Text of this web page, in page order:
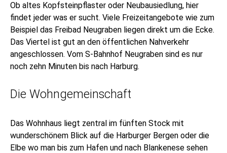
Ob altes Kopfsteinpflaster oder Neubausiedlung, hier
findet jeder was er sucht. Viele Freizeitangebote wie zum
Beispiel das Freibad Neugraben liegen direkt um die Ecke.
Das Viertel ist gut an den öffentlichen Nahverkehr
angeschlossen. Vom S-Bahnhof Neugraben sind es nur
noch zehn Minuten bis nach Harburg.
Die Wohngemeinschaft
Das Wohnhaus liegt zentral im fünften Stock mit
wunderschönem Blick auf die Harburger Bergen oder die
Elbe wo man bis zum Hafen und nach Blankenese sehen